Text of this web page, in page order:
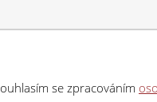
se zpracováním